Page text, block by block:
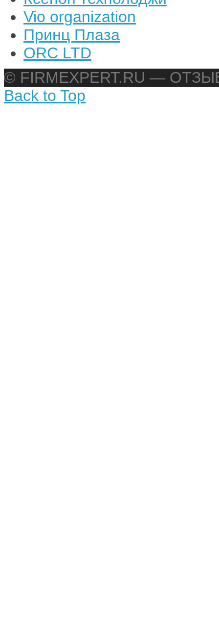
Vio organization
Принц Плаза
ORC LTD
© FIRMEXPERT.RU —
Back to Top